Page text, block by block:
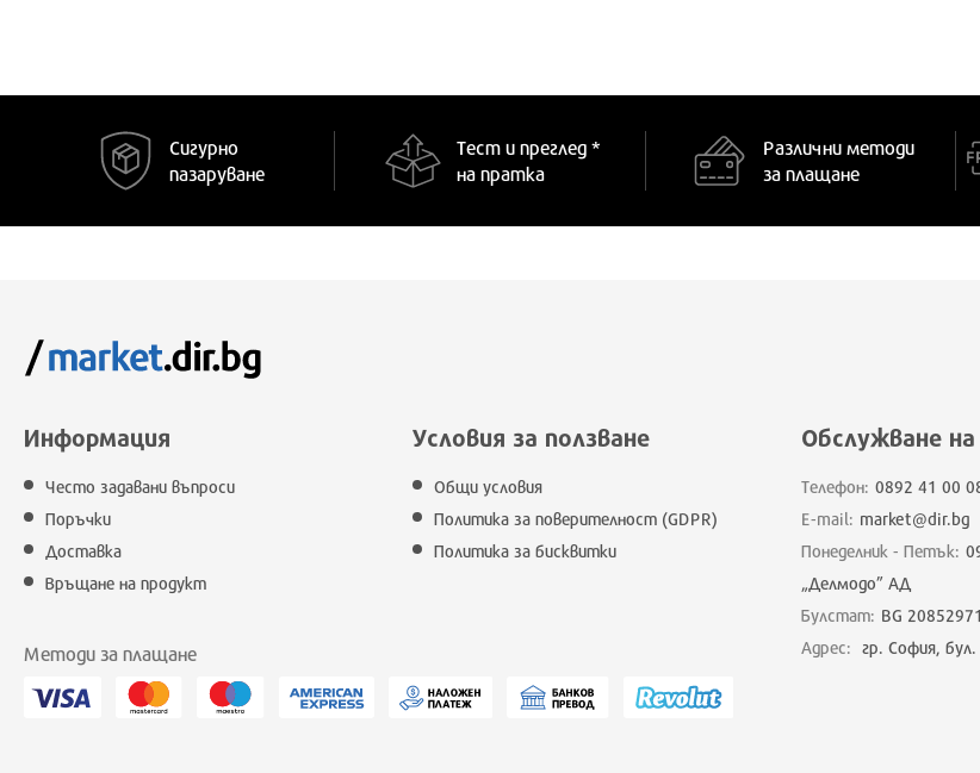
Сигурно
пазаруване
Тест и преглед *
на пратка
Различни методи
за плащане
Информация
Често задавани въпроси
Поръчки
Доставка
Връщане на продукт
Условия за ползване
Общи условия
Политика за поверителност (GDPR)
Политика за бисквитки
Обслужване
Телефон: 0892 41 00
E-mail: market@dir.bg
Понеделник - Петък:
„Делмодо” АД
Булстат: BG
Адрес: гр. София,
Методи за плащане